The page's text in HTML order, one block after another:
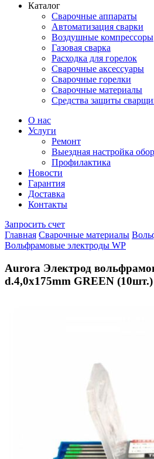
Каталог
Сварочные аппараты
Автоматизация сварки
Воздушные компрессоры
Газовая сварка
Расходка для горелок
Сварочные аксессуары
Сварочные горелки
Сварочные материалы
Средства защиты
О нас
Услуги
Ремонт
Выездная настройка
Профилактика
Новости
Гарантия
Доставка
Контакты
Запросить счет
Главная Сварочные материалы
Вольфрамовые электроды WP
Aurora Электрод
d.4,0x175mm GREEN (10шт.)